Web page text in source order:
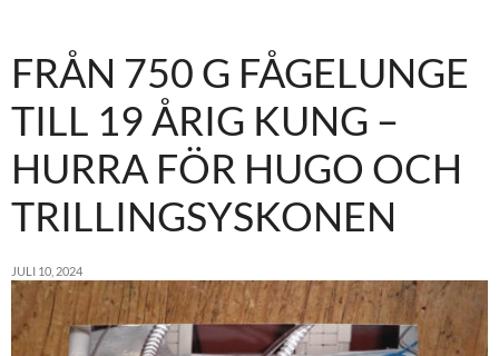
FRÅN 750 G FÅGELUNGE
TILL 19 ÅRIG KUNG –
HURRA FÖR HUGO OCH
TRILLINGSYSKONEN
JULI 10, 2024